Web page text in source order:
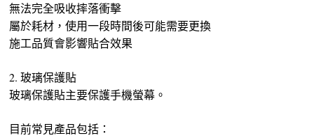
無法完全吸收摔落衝擊
屬於耗材，使用一段時間後可能需要更換
施工品質會影響貼合效果
2. 玻璃保護貼
玻璃保護貼主要保護手機螢幕。
目前常見產品包括：